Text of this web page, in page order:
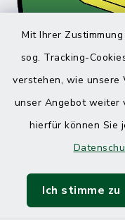
Mit Ihrer
sog. Tracking-
verstehen, wie
unser Angebot weiter
hierfür können Sie
Ich stimme zu